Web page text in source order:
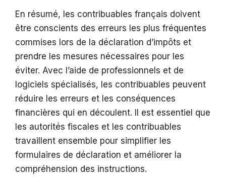
En résumé, les contribuables français doivent
être conscients des erreurs les plus fréquentes
commises lors de la déclaration d’impôts et
prendre les mesures nécessaires pour les
éviter. Avec l’aide de professionnels et de
logiciels spécialisés, les contribuables peuvent
réduire les erreurs et les conséquences
financières qui en découlent. Il est essentiel que
les autorités fiscales et les contribuables
travaillent ensemble pour simplifier les
formulaires de déclaration et améliorer la
compréhension des instructions.